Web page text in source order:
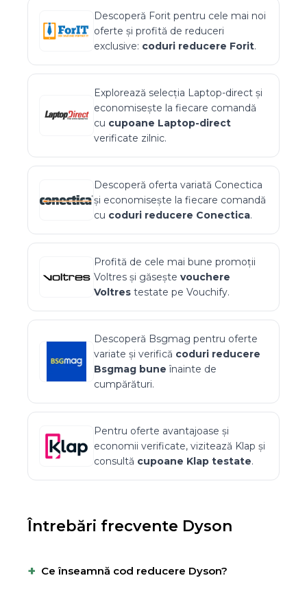
Descoperă Forit pentru cele mai noi
oferte și profită de reduceri
exclusive: coduri reducere Forit.
Explorează selecția Laptop-direct și
economisește la fiecare comandă
cu cupoane Laptop-direct
verificate zilnic.
Descoperă oferta variată Conectica
și economisește la fiecare comandă
cu coduri reducere Conectica.
Profită de cele mai bune promoții
Voltres și găsește vouchere
Voltres testate pe Vouchify.
Descoperă Bsgmag pentru oferte
variate și verifică coduri reducere
Bsgmag bune înainte de
cumpărături.
Pentru oferte avantajoase și
economii verificate, vizitează Klap și
consultă cupoane Klap testate.
Întrebări frecvente Dyson
+ Ce înseamnă cod reducere Dyson?